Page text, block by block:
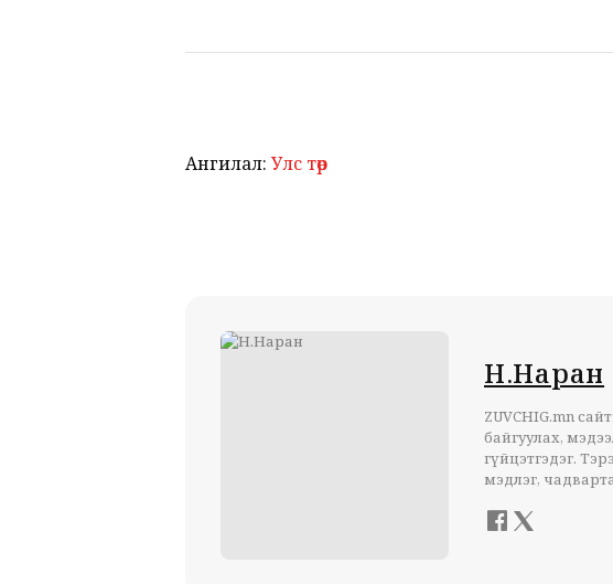
Ангилал: Улс төр
Н.Наран
ZUVCHIG.mn
байгуулах,
гүйцэтгэдэг.
мэдлэг,